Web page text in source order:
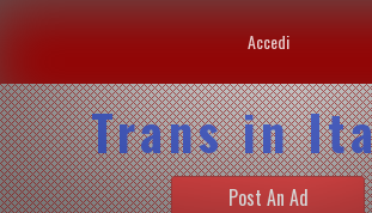
Accedi
Trans in
Post An Ad